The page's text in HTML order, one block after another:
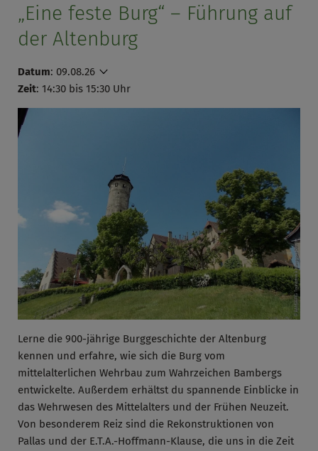
„Eine feste Burg“ – Führung auf
der Altenburg
Datum: 09.08.26
Zeit: 14:30 bis 15:30 Uhr
Lerne die 900-jährige Burggeschichte der Altenburg
kennen und erfahre, wie sich die Burg vom
mittelalterlichen Wehrbau zum Wahrzeichen Bambergs
entwickelte. Außerdem erhältst du spannende Einblicke in
das Wehrwesen des Mittelalters und der Frühen Neuzeit.
Von besonderem Reiz sind die Rekonstruktionen von
Pallas und der E.T.A.-Hoffmann-Klause, die uns in die Zeit